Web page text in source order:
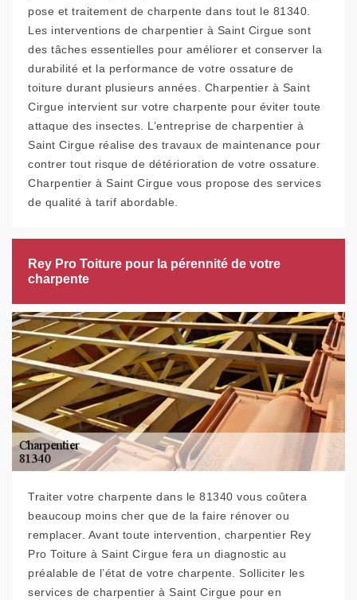
pose et traitement de charpente dans tout le 81340.
Les interventions de charpentier à Saint Cirgue sont
des tâches essentielles pour améliorer et conserver la
durabilité et la performance de votre ossature de
toiture durant plusieurs années. Charpentier à Saint
Cirgue intervient sur votre charpente pour éviter toute
attaque des insectes. L’entreprise de charpentier à
Saint Cirgue réalise des travaux de maintenance pour
contrer tout risque de détérioration de votre ossature.
Charpentier à Saint Cirgue vous propose des services
de qualité à tarif abordable.
Rey Pro Toiture pour la pérennité de votre
charpente
Traiter votre charpente dans le 81340 vous coûtera
beaucoup moins cher que de la faire rénover ou
remplacer. Avant toute intervention, charpentier Rey
Pro Toiture à Saint Cirgue fera un diagnostic au
préalable de l’état de votre charpente. Solliciter les
services de charpentier à Saint Cirgue pour en